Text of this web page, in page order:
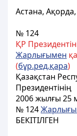
Астана,
№ 124
ҚР
Жарлығымен
(бұр.ред.қара)
Қазақстан
Президентінің
2006 жылғы 25
№ 124
БЕКІТІЛГЕН